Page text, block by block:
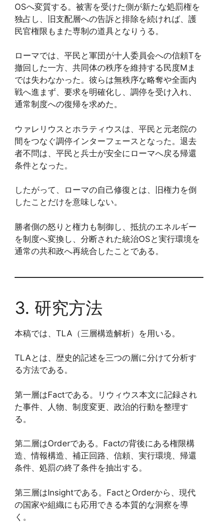
OSへ変質する。被害を受けた側が新たな処罰権を
独占し、旧支配層への告訴と排除を続ければ、護
民官権限もまた専制の道具となりうる。
ローマでは、平民と軍団が十人委員会への信頼Tを
撤回した一方、共同体の秩序を維持する民度Mま
では失わなかった。彼らは無秩序な略奪や全面内
戦へ進まず、要求を明確化し、調停を受け入れ、
通常制度への復帰を求めた。
ウァレリウスとホラティウスは、平民と元老院の
間をつなぐ調停インターフェースとなった。退去
者不問は、平民と兵士が安全にローマへ戻る帰還
条件となった。
したがって、ローマの自己修復とは、旧権力を倒
したことだけを意味しない。
勝者側の怒りと権力も制御し、抵抗のエネルギー
を制度へ変換し、分断された統治OSと実行環境を
通常の共和政へ再統合したことである。
3. 研究方法
本稿では、TLA（三層構造解析）を用いる。
TLAとは、歴史的記述を三つの層に分けて分析す
る方法である。
第一層はFactである。リウィウス本文に記録され
た事件、人物、制度変更、政治的行動を整理す
る。
第二層はOrderである。Factの背後にある権限構
造、情報構造、補正回路、信頼、実行環境、帰還
条件、処罰の終了条件を抽出する。
第三層はInsightである。FactとOrderから、現代
の国家や組織にも応用できる本質的な洞察を導
く。